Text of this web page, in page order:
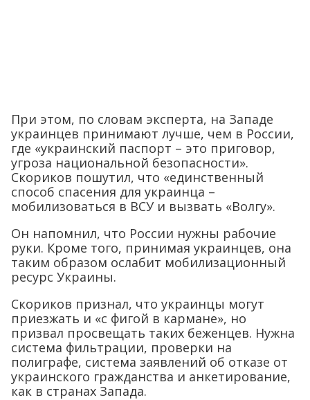
При этом, по словам эксперта, на Западе
украинцев принимают лучше, чем в России,
где «украинский паспорт – это приговор,
угроза национальной безопасности».
Скориков пошутил, что «единственный
способ спасения для украинца –
мобилизоваться в ВСУ и вызвать «Волгу».
Он напомнил, что России нужны рабочие
руки. Кроме того, принимая украинцев, она
таким образом ослабит мобилизационный
ресурс Украины.
Скориков признал, что украинцы могут
приезжать и «с фигой в кармане», но
призвал просвещать таких беженцев. Нужна
система фильтрации, проверки на
полиграфе, система заявлений об отказе от
украинского гражданства и анкетирование,
как в странах Запада.